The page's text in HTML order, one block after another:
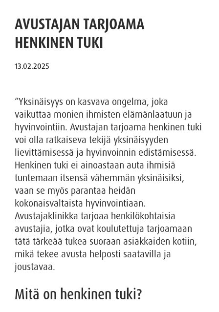
AVUSTAJAN TARJOAMA
HENKINEN TUKI
”Yksinäisyys on kasvava ongelma, joka
vaikuttaa monien ihmisten elämänlaatuun ja
hyvinvointiin. Avustajan tarjoama henkinen tuki
voi olla ratkaiseva tekijä yksinäisyyden
lievittämisessä ja hyvinvoinnin edistämisessä.
Henkinen tuki ei ainoastaan auta ihmisiä
tuntemaan itsensä vähemmän yksinäisiksi,
vaan se myös parantaa heidän
kokonaisvaltaista hyvinvointiaan.
Avustajaklinikka tarjoaa henkilökohtaisia
avustajia, jotka ovat koulutettuja tarjoamaan
tätä tärkeää tukea suoraan asiakkaiden kotiin,
mikä tekee avusta helposti saatavilla ja
joustavaa.
Mitä on henkinen tuki?